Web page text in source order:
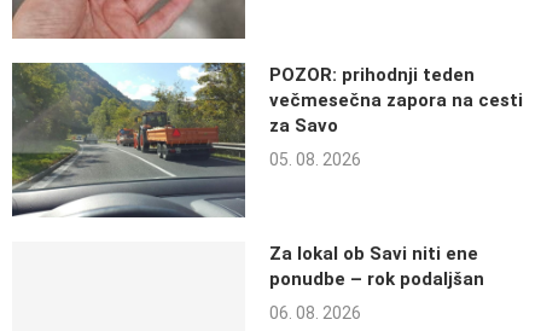
POZOR: prihodnji teden
večmesečna zapora na cesti
za Savo
05. 08. 2026
Za lokal ob Savi niti ene
ponudbe – rok podaljšan
06. 08. 2026